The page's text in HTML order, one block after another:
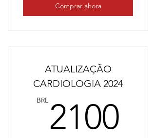
Comprar ahora
ATUALIZAÇÃO
CARDIOLOGIA 2024
BRL 2100